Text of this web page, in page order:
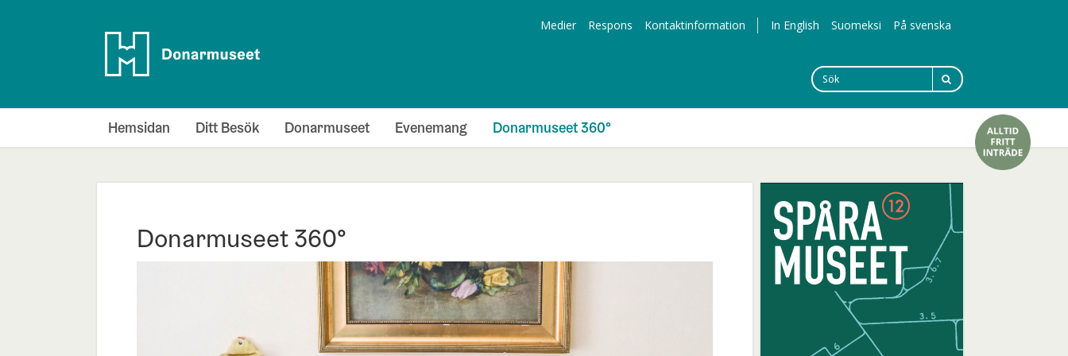
Medier Respons Kontaktinformation In English Suomeksi På svenska
Hemsidan Ditt Besök Donarmuseet Evenemang Donarmuseet 360°
Donarmuseet 360°